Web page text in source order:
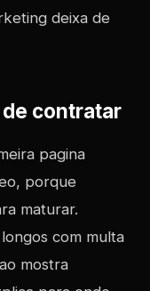
deixa de
de contratar
pagina
porque
maturar.
com multa
mostra